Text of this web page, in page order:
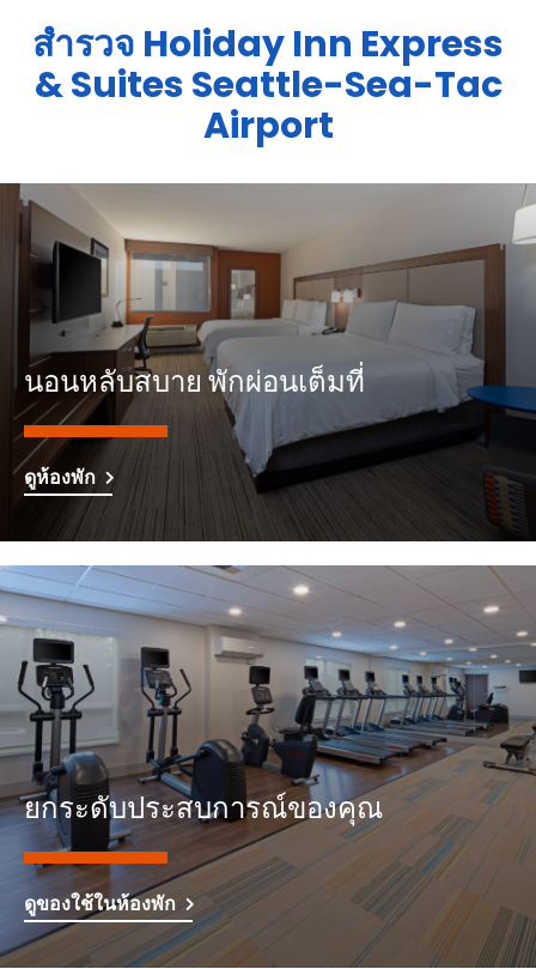
สำรวจ Holiday Inn Express
& SuitesSeattle-Sea-Tac
Airport
นอนหลับสบาย พักผ่อนเต็มที่
ดูห้องพัก
ยกระดับประสบการณ์ของคุณ
ดูของใช้ในห้องพัก